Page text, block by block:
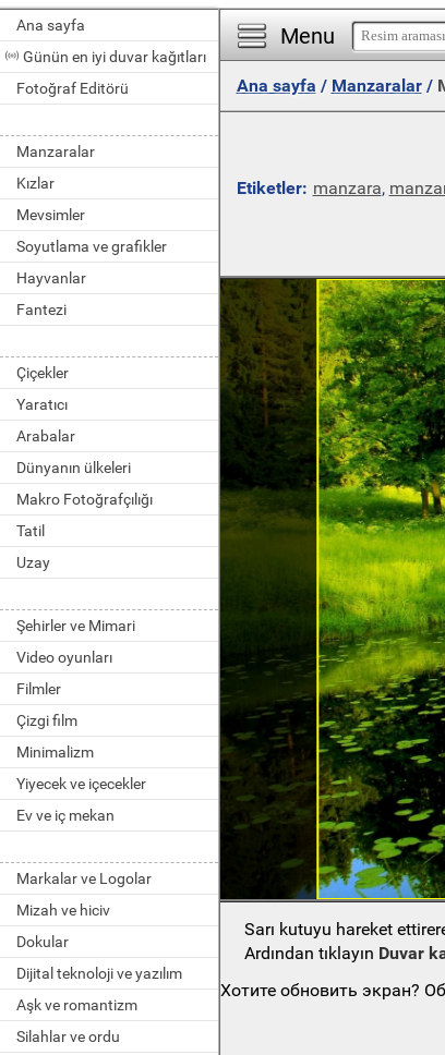
Ana sayfa
Günün en iyi duvar kağıtları
Fotoğraf Editörü
Manzaralar
Kızlar
Mevsimler
Soyutlama ve grafikler
Hayvanlar
Fantezi
Çiçekler
Yaratıcı
Arabalar
Dünyanın ülkeleri
Makro Fotoğrafçılığı
Tatil
Uzay
Şehirler ve Mimari
Video oyunları
Filmler
Çizgi film
Minimalizm
Yiyecek ve içecekler
Ev ve iç mekan
Markalar ve Logolar
Mizah ve hiciv
Dokular
Dijital teknoloji ve yazılım
Aşk ve romantizm
Silahlar ve ordu
Menu
Ana sayfa / Manzaralar/
Etiketler: manzara,
Sarı kutuyu hareket
Ardından tıklayın Duvar
Хотите обновить экран?